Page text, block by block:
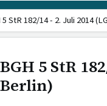
5 StR 182/14 - 2. Juli 2014
BGH 5 StR
Berlin)